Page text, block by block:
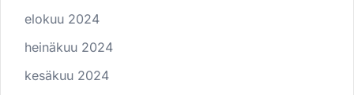
elokuu 2024
heinäkuu 2024
kesäkuu 2024